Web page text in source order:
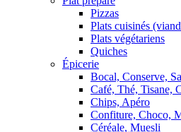
Pizzas
Plats cuisinés
Plats végétariens
Quiches
Épicerie
Bocal, Conserve,
Café, Thé, Tisane,
Chips, Apéro
Confiture, Choco,
Céréale, Muesli